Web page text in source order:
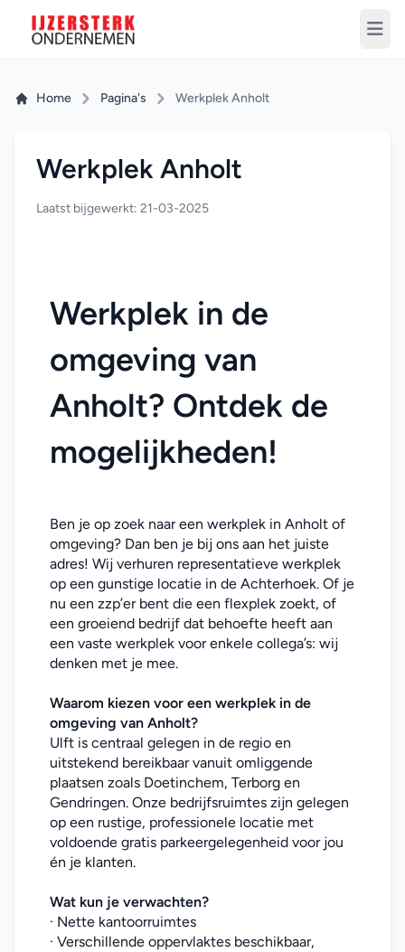
Home Pagina's Werkplek Anholt
Werkplek Anholt
Laatst bijgewerkt: 21-03-2025
Werkplek in de
omgeving van
Anholt? Ontdek de
mogelijkheden!
Ben je op zoek naar een werkplek in Anholt of
omgeving? Dan ben je bij ons aan het juiste
adres! Wij verhuren representatieve werkplek
op een gunstige locatie in de Achterhoek. Of je
nu een zzp’er bent die een flexplek zoekt, of
een groeiend bedrijf dat behoefte heeft aan
een vaste werkplek voor enkele collega’s: wij
denken met je mee.
Waarom kiezen voor een werkplek in de
omgeving van Anholt?
Ulft is centraal gelegen in de regio en
uitstekend bereikbaar vanuit omliggende
plaatsen zoals Doetinchem, Terborg en
Gendringen. Onze bedrijfsruimtes zijn gelegen
op een rustige, professionele locatie met
voldoende gratis parkeergelegenheid voor jou
én je klanten.
Wat kun je verwachten?
· Nette kantoorruimtes
· Verschillende oppervlaktes beschikbaar,